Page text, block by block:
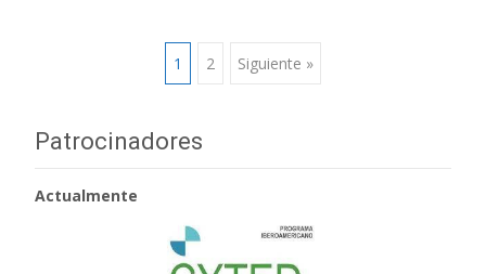
1 2 Siguiente »
Patrocinadores
Actualmente